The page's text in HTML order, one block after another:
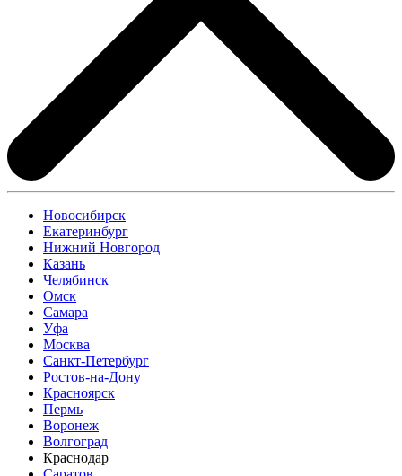
Новосибирск
Екатеринбург
Нижний Новгород
Казань
Челябинск
Омск
Самара
Уфа
Москва
Санкт-Петербург
Ростов-на-Дону
Красноярск
Пермь
Воронеж
Волгоград
Краснодар